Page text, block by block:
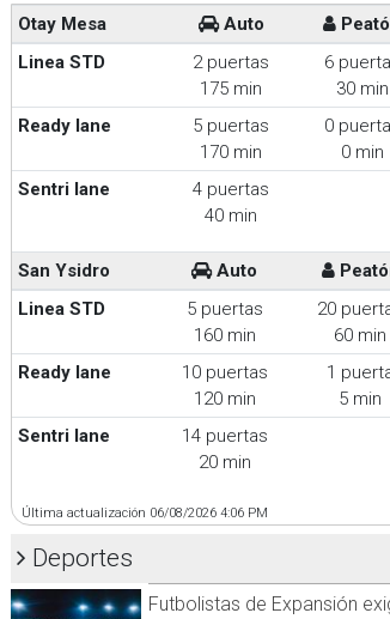
Otay Mesa Auto
Linea STD
2 puertas
175 min
6
30 min
Ready lane
5 puertas
170 min
0
0 min
Sentri lane
4 puertas
40 min
San Ysidro Auto
Linea STD
5 puertas
160 min
20
60 min
Ready lane
10 puertas
120 min
1
5 min
Sentri lane
14 puertas
20 min
Última actualización 06/08/2026 4:06 PM
Deportes
Futbolistas de Expansión